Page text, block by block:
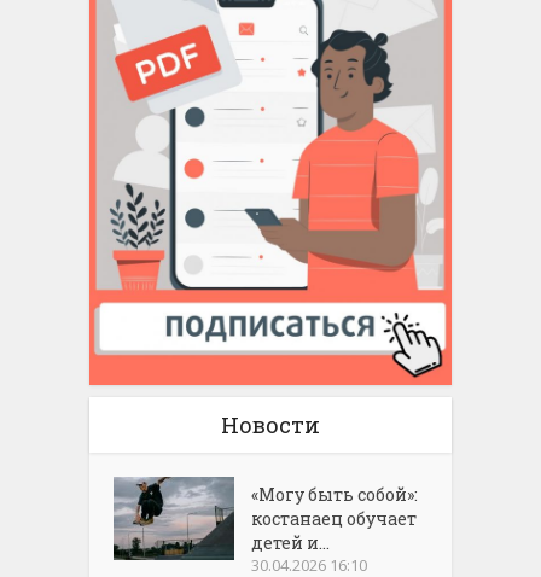
Новости
«Могу быть собой»:
костанаец обучает
детей и...
30.04.2026 16:10